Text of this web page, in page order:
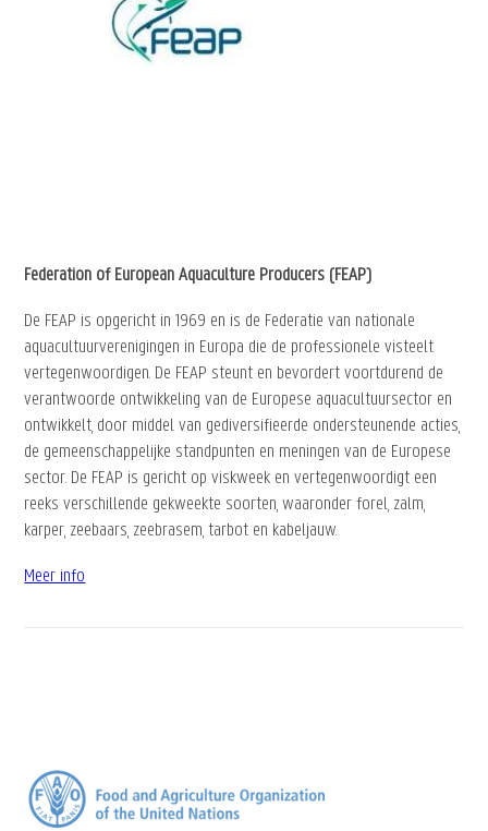
Federation of European Aquaculture Producers (FEAP)
De FEAP is opgericht in 1969 en is de Federatie van nationale
aquacultuurverenigingen in Europa die de professionele visteelt
vertegenwoordigen. De FEAP steunt en bevordert voortdurend de
verantwoorde ontwikkeling van de Europese aquacultuursector en
ontwikkelt, door middel van gediversifieerde ondersteunende acties,
de gemeenschappelijke standpunten en meningen van de Europese
sector. De FEAP is gericht op viskweek en vertegenwoordigt een
reeks verschillende gekweekte soorten, waaronder forel, zalm,
karper, zeebaars, zeebrasem, tarbot en kabeljauw.
Meer info